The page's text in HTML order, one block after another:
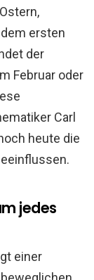
ersten
der
Februar oder
Carl
heute die
jedes
einer